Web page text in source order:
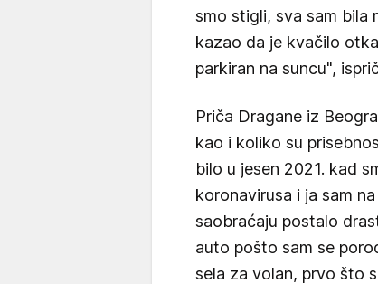
smo stigli, sva sam bila
kazao da je kvačilo
parkiran na suncu",
Priča Dragane iz
kao i koliko su
bilo u jesen 2021. kad
koronavirusa i ja sam
saobraćaju postalo
auto pošto sam se
sela za volan, prvo što